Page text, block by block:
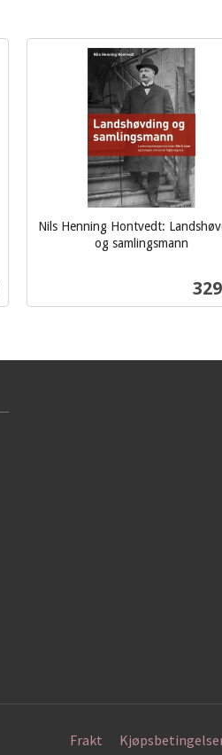
Nils Henning Hontvedt:
og samlingsmann
Frakt